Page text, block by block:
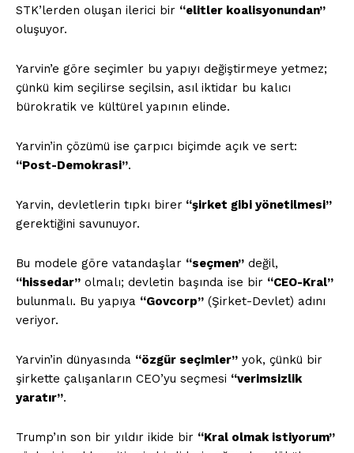
STK’lerden oluşan ilerici bir “elitler koalisyonundan”
oluşuyor.
Yarvin’e göre seçimler bu yapıyı değiştirmeye yetmez;
çünkü kim seçilirse seçilsin, asıl iktidar bu kalıcı
bürokratik ve kültürel yapının elinde.
Yarvin’in çözümü ise çarpıcı biçimde açık ve sert:
“Post-Demokrasi”.
Yarvin, devletlerin tıpkı birer “şirket gibi yönetilmesi”
gerektiğini savunuyor.
Bu modele göre vatandaşlar “seçmen” değil,
“hissedar” olmalı; devletin başında ise bir “CEO-Kral”
bulunmalı. Bu yapıya “Govcorp” (Şirket-Devlet) adını
veriyor.
Yarvin’in dünyasında “özgür seçimler” yok, çünkü bir
şirkette çalışanların CEO’yu seçmesi “verimsizlik
yaratır”.
Trump’ın son bir yıldır ikide bir “Kral olmak istiyorum”